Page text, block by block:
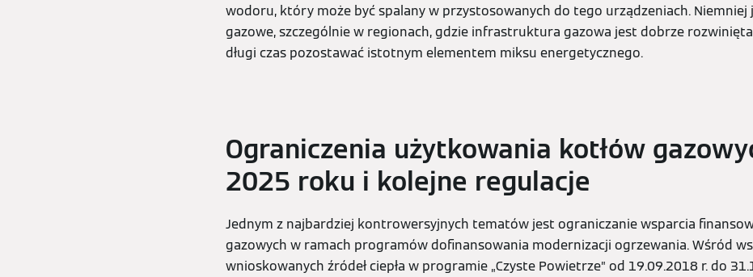
wodoru, który może być spalany w przystosowanych do tego urządzeniach. Niemniej
gazowe, szczególnie w regionach, gdzie infrastruktura gazowa jest dobrze
długi czas pozostawać istotnym elementem miksu energetycznego.
Ograniczenia użytkowania kotłów
2025 roku i kolejne regulacje
Jednym z najbardziej kontrowersyjnych tematów jest ograniczanie wsparcia
gazowych w ramach programów dofinansowania modernizacji ogrzewania. Wśród
wnioskowanych źródeł ciepła w programie „Czyste Powietrze” od 19.09.2018 r. do